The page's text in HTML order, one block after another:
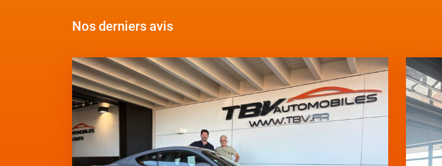
Nos derniers avis